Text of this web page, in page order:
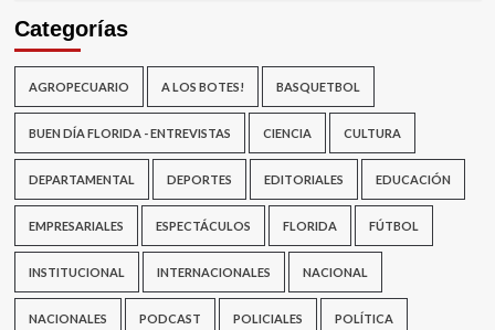
Categorías
AGROPECUARIO A LOS BOTES! BASQUETBOL
BUEN DÍA FLORIDA - ENTREVISTAS CIENCIA CULTURA
DEPARTAMENTAL DEPORTES EDITORIALES EDUCACIÓN
EMPRESARIALES ESPECTÁCULOS FLORIDA FÚTBOL
INSTITUCIONAL INTERNACIONALES NACIONAL
NACIONALES PODCAST POLICIALES POLÍTICA